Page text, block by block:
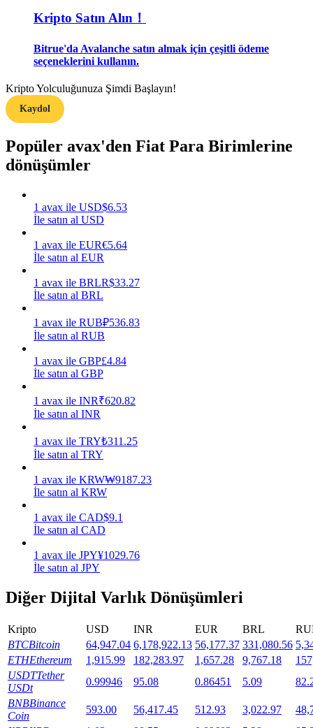
Günlük rekabetçi ödüller kazanın
Staking
Yüksek getiri ve anında erişim
Launchpool
Popüler token'lar kazanmak için esnek staking
Kripto Satın Alın！
Bitrue'da Avalanche satın almak için çeşitli ödeme
seçeneklerini kullanın.
Kripto Yolculuğunuza Şimdi Başlayın!
Kaydol
Popüler avax'den Fiat Para Birimlerine
dönüşümler
1 avax ile USD$6.53
İle satın al USD
1 avax ile EUR€5.64
İle satın al EUR
1 avax ile BRLR$33.27
İle satın al BRL
1 avax ile RUB₽536.83
İle satın al RUB
1 avax ile GBP£4.84
İle satın al GBP
1 avax ile INR₹620.82
İle satın al INR
1 avax ile TRY₺311.25
İle satın al TRY
1 avax ile KRW₩9187.23
İle satın al KRW
1 avax ile CAD$9.1
İle satın al CAD
1 avax ile JPY¥1029.76
İle satın al JPY
Diğer Dijital Varlık Dönüşümleri
Kripto USD INR EUR BRL
BTCBitcoin 64,947.04 6,178,922.13 56,177.37 331,080.56
ETHEthereum 1,915.99 182,283.97 1,657.28 9,767.18
USDTTether
USDt
0.99946 95.08 0.86451 5.09
BNBBinance
Coin
593.00 56,417.45 512.93 3,022.97